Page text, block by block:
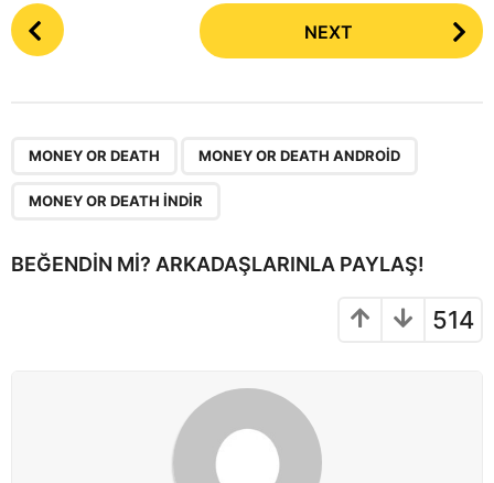
P
o
a
NEXT
MONEY OR DEATH MONEY OR DEATH ANDROID
MONEY OR DEATH INDIR
BEĞENDIN MI? ARKADAŞLARINLA PAYLAŞ!
514